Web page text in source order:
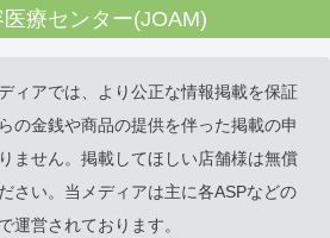
療センター(JOAM)
ィアでは、より公正な情報掲載を保証
の金銭や商品の提供を伴った掲載の申
ません。掲載してほしい店舗様は無償
さい。当メディアは主に各ASPなどの
運営されております。